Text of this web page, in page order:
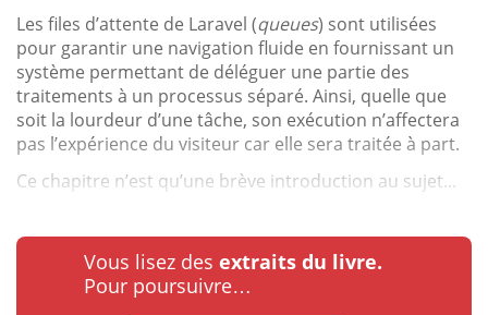
Les files d’attente de Laravel (queues) sont utilisées
pour garantir une navigation fluide en fournissant un
système permettant de déléguer une partie des
traitements à un processus séparé. Ainsi, quelle que
soit la lourdeur d’une tâche, son exécution n’affectera
pas l’expérience du visiteur car elle sera traitée à part.
Ce chapitre n’est qu’une brève introduction au sujet...
Vous lisez des extraits du livre.
Pour poursuivre…